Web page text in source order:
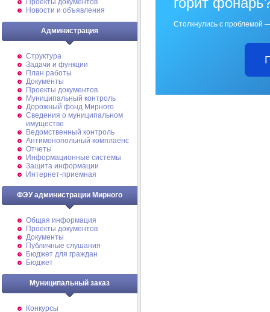
Проекты документов
Новости и объявления
Администрация
Структура
Задачи и функции
План работы
Документы
Проекты документов
Муниципальный контроль
Дорожный фонд Мирного
Cведения о муниципальном
имуществе
Ведомственный контроль
Антимонопольный комплаенс
Отчеты
Информационные системы
Защита информации
Интернет-приемная
ФЭУ администрации Мирного
Общая информация
Проекты документов
Документы
Публичные слушания
Бюджет для граждан
Бюджет
Муниципальный заказ
Конкурсы
Столкнулись с проблемой